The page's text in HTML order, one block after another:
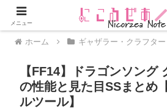
ホーム ギャザラー・クラフター
【FF14】ドラゴンソング
の性能と見た目SSまとめ
ルツール】
メニュー